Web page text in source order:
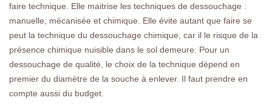
faire technique. Elle maitrise les techniques de dessouchage :
manuelle, mécanisée et chimique. Elle évite autant que faire se
peut la technique du dessouchage chimique, car il le risque de la
présence chimique nuisible dans le sol demeure. Pour un
dessouchage de qualité, le choix de la technique dépend en
premier du diamètre de la souche à enlever. Il faut prendre en
compte aussi du budget.